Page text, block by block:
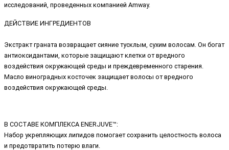
исследований, проведенных компанией Amway.
ДЕЙСТВИЕ ИНГРЕДИЕНТОВ
Экстракт граната возвращает сияние тусклым, сухим волосам. Он богат
антиоксидантами, которые защищают клетки от вредного
воздействия окружающей среды и преждевременного старения.
Масло виноградных косточек защищает волосы от вредного
воздействия окружающей среды.
В СОСТАВЕ КОМПЛЕКСА ENERJUVE™:
Набор укрепляющих липидов помогает сохранить целостность волоса
и предотвратить потерю влаги.